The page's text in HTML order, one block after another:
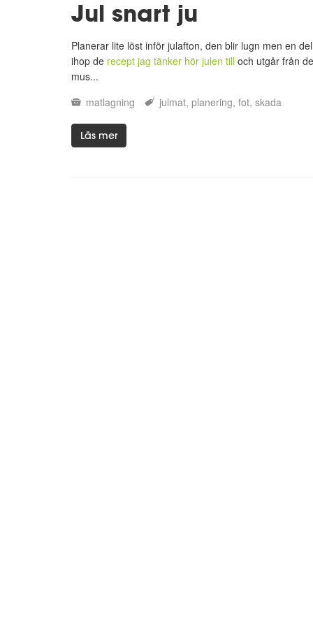
Jul snart ju
Planerar lite löst inför julafton, den blir lugn men en
ihop de recept jag tänker hör julen till och utgår från
mus...
matlagning
julmat planering fot skada
Läs mer